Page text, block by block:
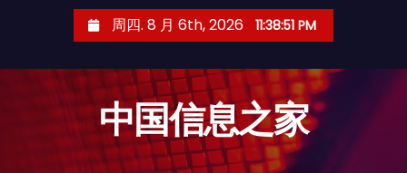
周四. 8 月 6th, 2026 11:38:51 PM
中国信息之家